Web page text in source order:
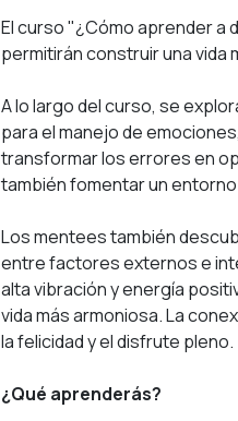
El curso "¿Cómo aprender a
permitirán construir una vida
A lo largo del curso, se
para el manejo de
transformar los errores en
también fomentar un
Los mentees también
entre factores externos e
alta vibración y energía
vida más armoniosa. La
la felicidad y el disfrute pleno.
¿Qué aprenderás?